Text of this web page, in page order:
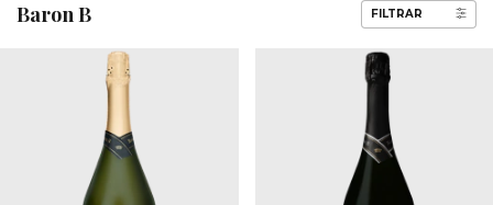
Baron B FILTRAR